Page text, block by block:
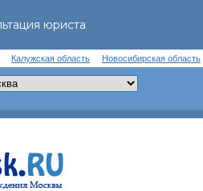
Калужская область Новосибирская область